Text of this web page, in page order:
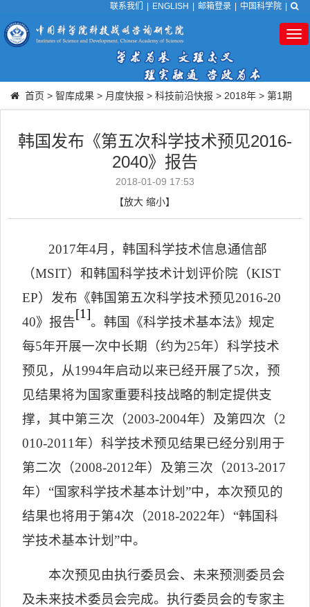
联系我们 ENGLISH 邮箱登录 中国科学院
首页 > 智库成果 > 月度快报 > 科技前沿快报 > 2018年 > 第1期
韩国发布《第五次科学技术预见2016-
2040》报告
2018-01-09 17:53
【放大 缩小】
2017年4月，韩国科学技术信息通信部
（MSIT）和韩国科学技术计划评价院（KIST
EP）发布《韩国第五次科学技术预见2016-20
40》报告
[1]
。韩国《科学技术基本法》规定
每5年开展一次中长期（约为25年）科学技术
预见，从1994年启动以来已经开展了5次，预
见结果将为国家重要科技战略的制定提供支
撑，其中第三次（2003-2004年）及第四次（2
010-2011 年）科学技术预见结果已经分别用于
第二次（2008-2012年）及第三次（2013-2017
年） “国家科学技术基本计划”中，本次预见的
结果也将用于第4次（2018-2022年） “韩国科
学技术基本计划”中。
本次预见由执行委员会、未来预测委员会
及未来技术委员会完成。执行委员会的专家主